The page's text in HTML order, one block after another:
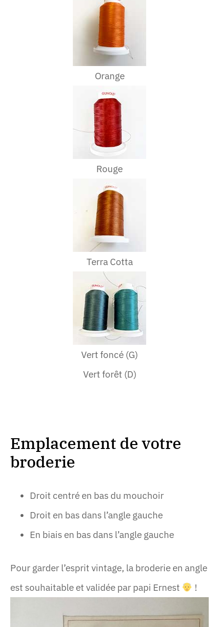
Orange
Rouge
Terra Cotta
Vert foncé (G)
Vert forêt (D)
Emplacement de votre
broderie
Droit centré en bas du mouchoir
Droit en bas dans l’angle gauche
En biais en bas dans l’angle gauche
Pour garder l’esprit vintage, la broderie en angle
est souhaitable et validée par papi Ernest
!